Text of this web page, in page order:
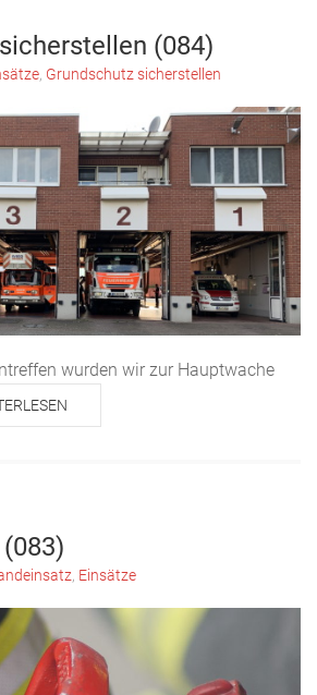
(084)
, Grundschutz sicherstellen
wurden wir zur Hauptwache
Einsätze